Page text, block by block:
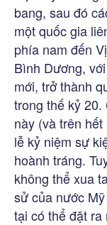
bang, sau đó
một quốc gia
phía nam đến
Bình Dương,
mới, trở thành
trong thế kỷ
này (và trên
lễ kỷ niệm sự
hoành tráng.
không thể xua
sử của nước
tại có thể đặt ra